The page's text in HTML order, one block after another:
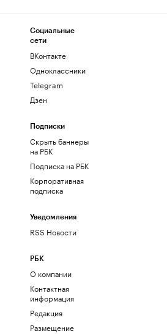
Социальные
сети
ВКонтакте
Одноклассники
Telegram
Дзен
Подписки
Скрыть баннеры
на РБК
Подписка на РБК
Корпоративная
подписка
Уведомления
RSS Новости
РБК
О компании
Контактная
информация
Редакция
Размещение